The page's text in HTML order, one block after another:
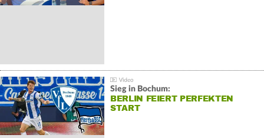
Sieg in Bochum:
BERLIN FEIERT PERFEKTEN
START